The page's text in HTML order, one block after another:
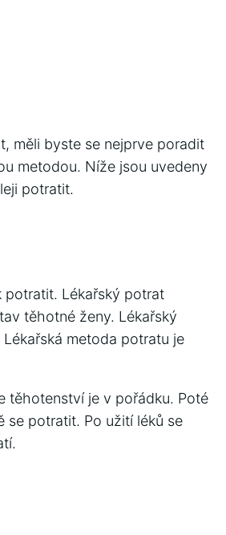
měli byste se nejprve poradit
metodou. Níže jsou uvedeny
potratit.
potratit. Lékařský potrat
těhotné ženy. Lékařský
metoda potratu je
těhotenství je v pořádku. Poté
se potratit. Po užití léků se